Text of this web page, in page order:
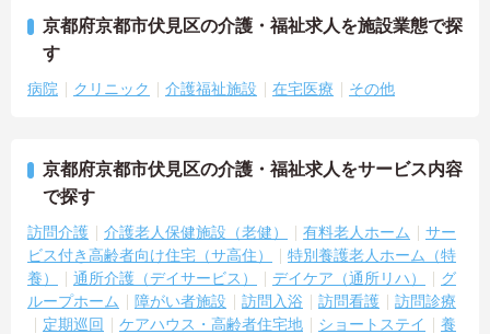
京都府京都市伏見区の介護・福祉求人を施設業態で探
す
病院 クリニック 介護福祉施設 在宅医療 その他
京都府京都市伏見区の介護・福祉求人をサービス内容
で探す
訪問介護 介護老人保健施設（老健） 有料老人ホーム
サー
ビス付き高齢者向け住宅（サ高住）
特別養護老人ホーム（特
養）
通所介護（デイサービス） デイケア（通所リハ）
グ
ループホーム
障がい者施設 訪問入浴 訪問看護
訪問診療
定期巡回
ケアハウス・高齢者住宅地 ショートステイ
養